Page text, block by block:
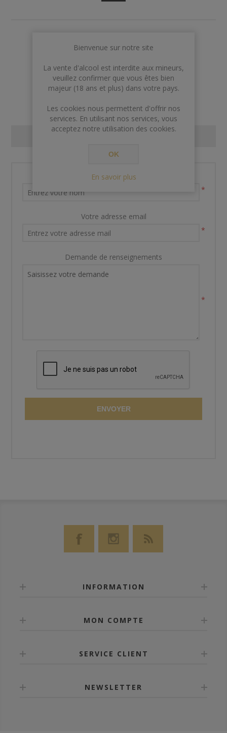
AJOUTER AU PANIER
Nom et prénom
*
Votre adresse email
*
Demande de renseignements
*
ENVOYER
INFORMATION
MON COMPTE
SERVICE CLIENT
NEWSLETTER
Bienvenue sur notre site
La vente d'alcool est interdite aux mineurs,
veuillez confirmer que vous êtes bien
majeur (18 ans et plus) dans votre pays.
Les cookies nous permettent d'offrir nos
services. En utilisant nos services, vous
acceptez notre utilisation des cookies.
OK
En savoir plus